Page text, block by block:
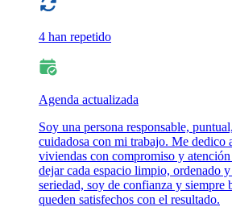
4 han repetido
Agenda actualizada
Soy una persona responsable,
cuidadosa con mi trabajo. Me dedico
viviendas con compromiso y
dejar cada espacio limpio, ordenado
seriedad, soy de confianza y siempre
queden satisfechos con el resultado.